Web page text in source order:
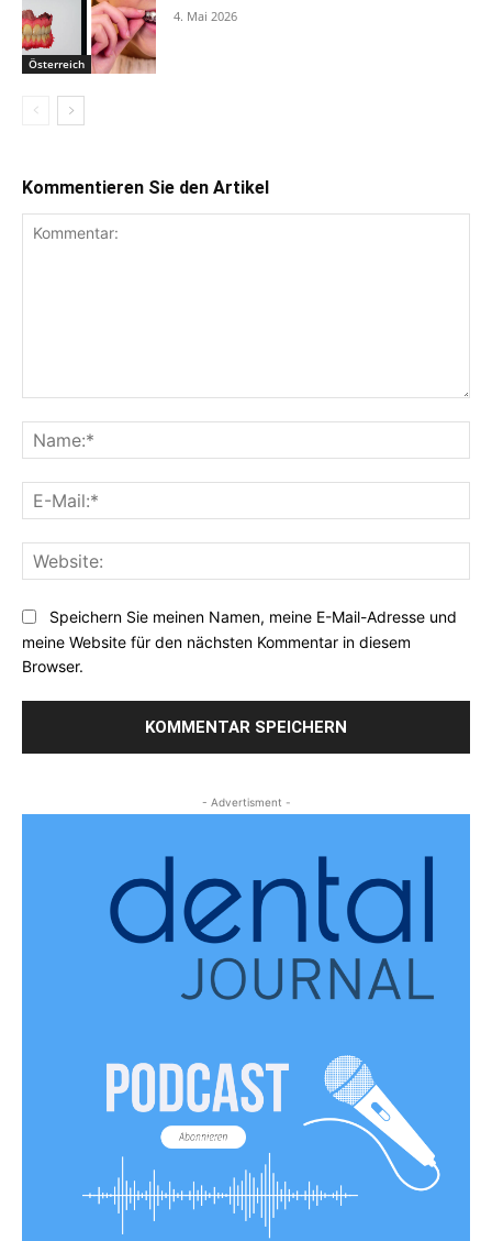
Österreich
4. Mai 2026
Kommentieren Sie den Artikel
Speichern Sie meinen Namen, meine E-Mail-Adresse und
meine Website für den nächsten Kommentar in diesem
Browser.
- Advertisment -